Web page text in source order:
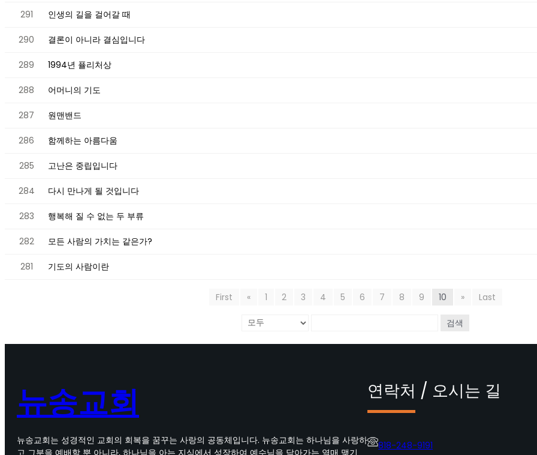
291 인생의 길을 걸어갈 때
290 결론이 아니라 결심입니다
289 1994년 퓰리처상
288 어머니의 기도
287 원맨밴드
286 함께하는 아름다움
285 고난은 중립입니다
284 다시 만나게 될 것입니다
283 행복해 질 수 없는 두 부류
282 모든 사람의 가치는 같은가?
281 기도의 사람이란
First « 1 2 3 4 5 6 7 8 9 10 » Last
검색
뉴송교회
뉴송교회는 성경적인 교회의 회복을 꿈꾸는 사랑의 공동체입니다. 뉴송교회는 하나님을 사랑하
연락처 / 오시는 길
818-248-9191